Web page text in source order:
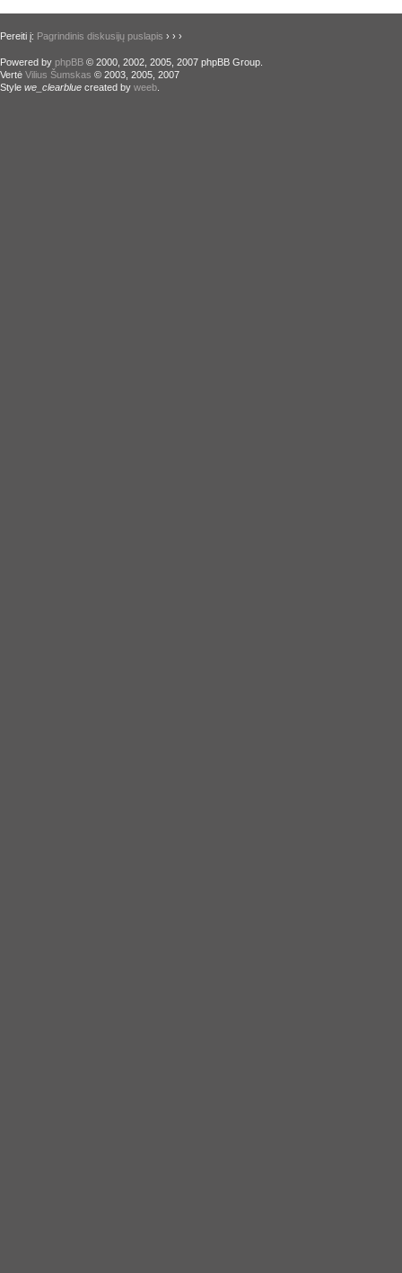
Pereiti į: Pagrindinis diskusijų puslapis › › ›
Powered by phpBB © 2000, 2002, 2005, 2007 phpBB Group.
Vertė Vilius Šumskas © 2003, 2005, 2007
Style we_clearblue created by weeb